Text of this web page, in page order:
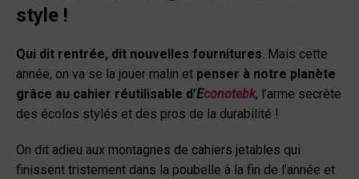
style !
Qui dit rentrée, dit nouvelles fournitures. Mais cette
année, on va se la jouer malin et penser à notre planète
grâce au cahier réutilisable d’Econotebk, l’arme secrète
des écolos stylés et des pros de la durabilité !
On dit adieu aux montagnes de cahiers jetables qui
finissent tristement dans la poubelle à la fin de l’année et